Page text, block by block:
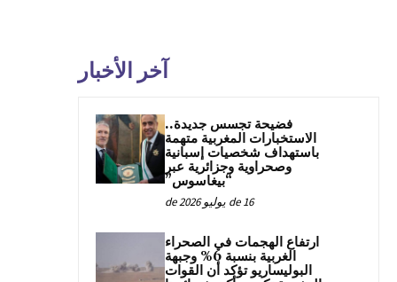
آخر الأخبار
فضيحة تجسس جديدة..
الاستخبارات المغربية متهمة
باستهداف شخصيات إسبانية
وصحراوية وجزائرية عبر
“بيغاسوس”
16 de يوليو de 2026
ارتفاع الهجمات في الصحراء
الغربية بنسبة 6% وجبهة
البوليساريو تؤكد أن القوات